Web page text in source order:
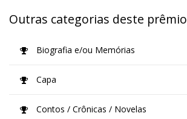
Outras categorias deste prêmio
Biografia e/ou Memórias
Capa
Contos / Crônicas / Novelas